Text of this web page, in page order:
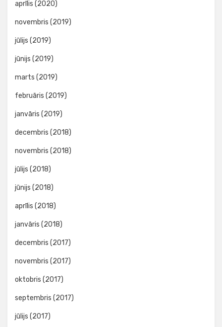
aprīlis (2020)
novembris (2019)
jūlijs (2019)
jūnijs (2019)
marts (2019)
februāris (2019)
janvāris (2019)
decembris (2018)
novembris (2018)
jūlijs (2018)
jūnijs (2018)
aprīlis (2018)
janvāris (2018)
decembris (2017)
novembris (2017)
oktobris (2017)
septembris (2017)
jūlijs (2017)